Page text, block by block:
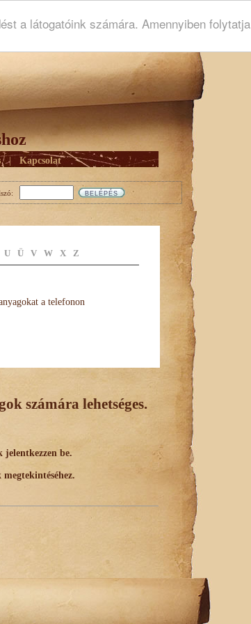
a látogatóink számára. Amennyiben folytatja
| Kapcsolat
U Ü V W X Z
a telefonon
számára lehetséges.
be.